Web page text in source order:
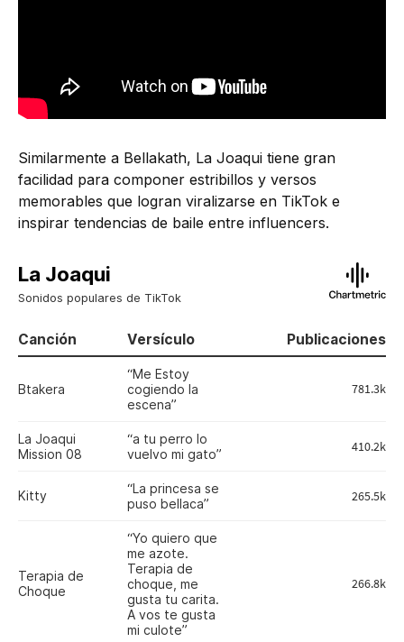
Similarmente a Bellakath, La Joaqui tiene gran
facilidad para componer estribillos y versos
memorables que logran viralizarse en TikTok e
inspirar tendencias de baile entre influencers.